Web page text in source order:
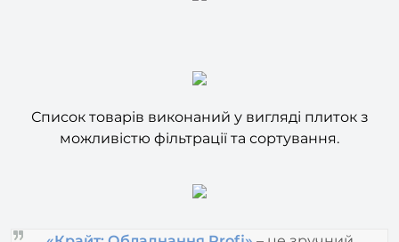
Список товарів виконаний у вигляді плиток з
можливістю фільтрації та сортування.
інтернет-магазин для бізнесу .